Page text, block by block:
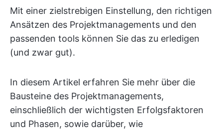
Mit einer zielstrebigen Einstellung, den richtigen
Ansätzen des Projektmanagements und den
passenden tools können Sie das zu erledigen
(und zwar gut).
In diesem Artikel erfahren Sie mehr über die
Bausteine des Projektmanagements,
einschließlich der wichtigsten Erfolgsfaktoren
und Phasen, sowie darüber, wie